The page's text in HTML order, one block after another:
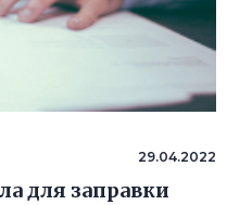
29.04.2022
для заправки